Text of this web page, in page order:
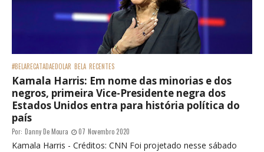
#BELARECATADAEDOLAR BELA RECENTES
Kamala Harris: Em nome das minorias e dos
negros, primeira Vice-Presidente negra dos
Estados Unidos entra para história política do
país
Por: Danny De Moura 07 Novembro 2020
Kamala Harris - Créditos: CNN Foi projetado nesse sábado